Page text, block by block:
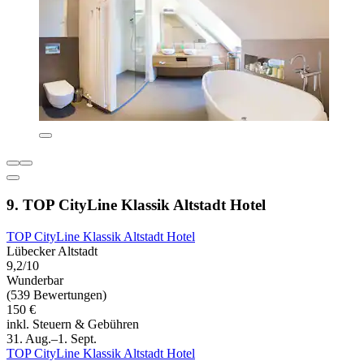
9. TOP CityLine Klassik Altstadt Hotel
TOP CityLine Klassik Altstadt Hotel
Lübecker Altstadt
9,2/10
Wunderbar
(539 Bewertungen)
150 €
inkl. Steuern & Gebühren
31. Aug.–1. Sept.
TOP CityLine Klassik Altstadt Hotel